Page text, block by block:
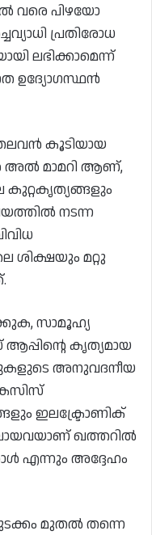
വരെ പിഴയോ
പ്രതിരോധ
ലഭിക്കാമെന്ന്
ഉദ്യോഗസ്ഥൻ
കൂടിയായ
മാമറി ആണ്,
കുറ്റകൃത്യങ്ങളും
നടന്ന
ശിക്ഷയും മറ്റു
സാമൂഹ്യ
കൃത്യമായ
അനുവദനീയ
ഇലക്ട്രോണിക്
ഖത്തറിൽ
എന്നും അദ്ദേഹം
മുതൽ തന്നെ